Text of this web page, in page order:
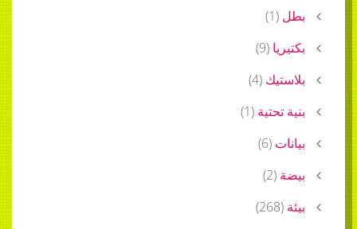
بطل (
1
)
بكتيريا (
9
)
بلاستيك (
4
)
بنية تحتية (
1
)
بيانات (
6
)
بيضة (
2
)
بيئة (
268
)